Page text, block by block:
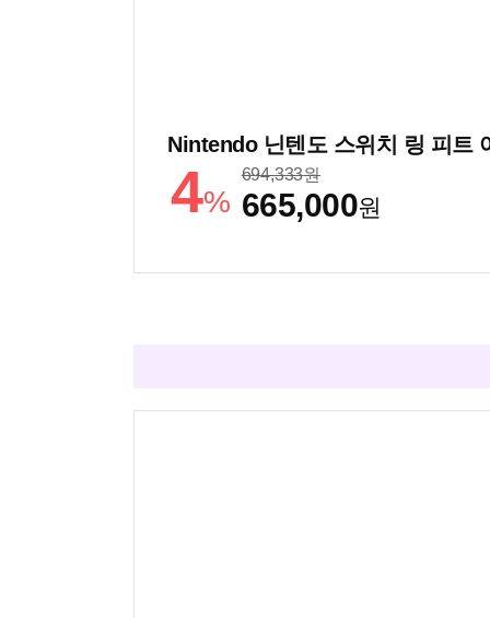
Nintendo 닌텐도 스위치 링 피트
4%
694,333원
665,000원